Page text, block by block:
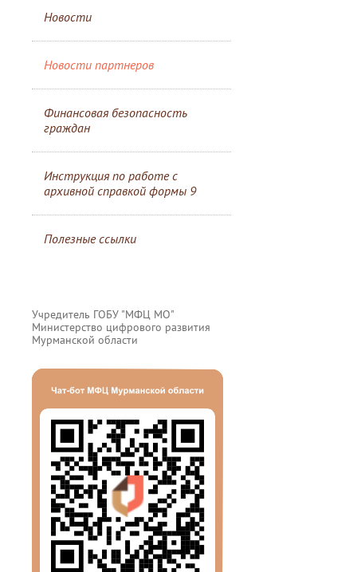
Новости
Новости партнеров
Финансовая безопасность
граждан
Инструкция по работе с
архивной справкой формы 9
Полезные ссылки
Учредитель ГОБУ "МФЦ МО"
Министерство цифрового развития
Мурманской области